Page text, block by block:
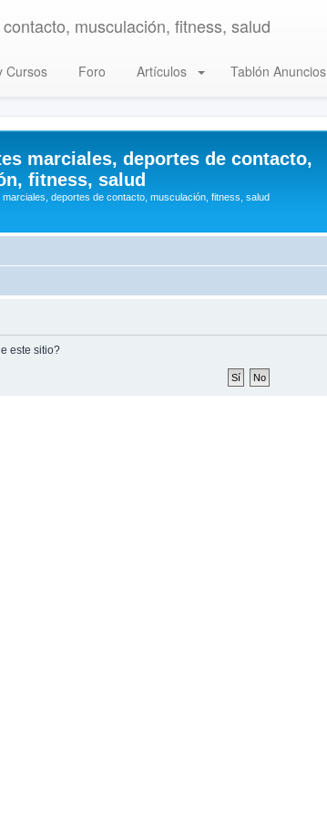
musculación, fitness, salud
Cursos Foro Artículos Tablón Anuncios
marciales, deportes de contacto,
fitness, salud
marciales, deportes de contacto, musculación, fitness, salud
este sitio?